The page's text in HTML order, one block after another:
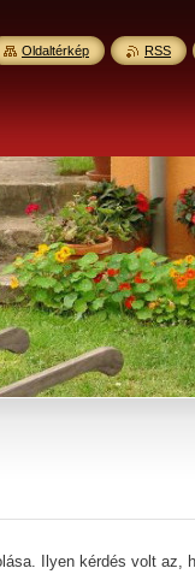
Ilyen kérdés volt az,
Oldaltérkép RSS